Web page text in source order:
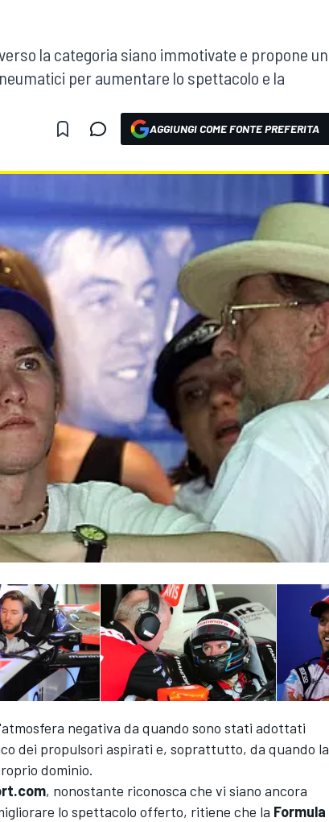
la categoria siano immotivate e propone un
per aumentare lo spettacolo e la
AGGIUNGI COME FONTE PREFERITA
negativa da quando sono stati adottati
dei propulsori aspirati e, soprattutto, da quando la
dominio.
, nonostante riconosca che vi siano ancora
lo spettacolo offerto, ritiene che la Formula